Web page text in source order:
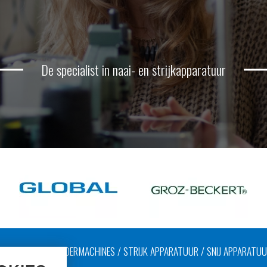
De specialist in naai- en strijkapparatuur
/ LEDERMACHINES / STRIJK APPARATUUR / SNIJ